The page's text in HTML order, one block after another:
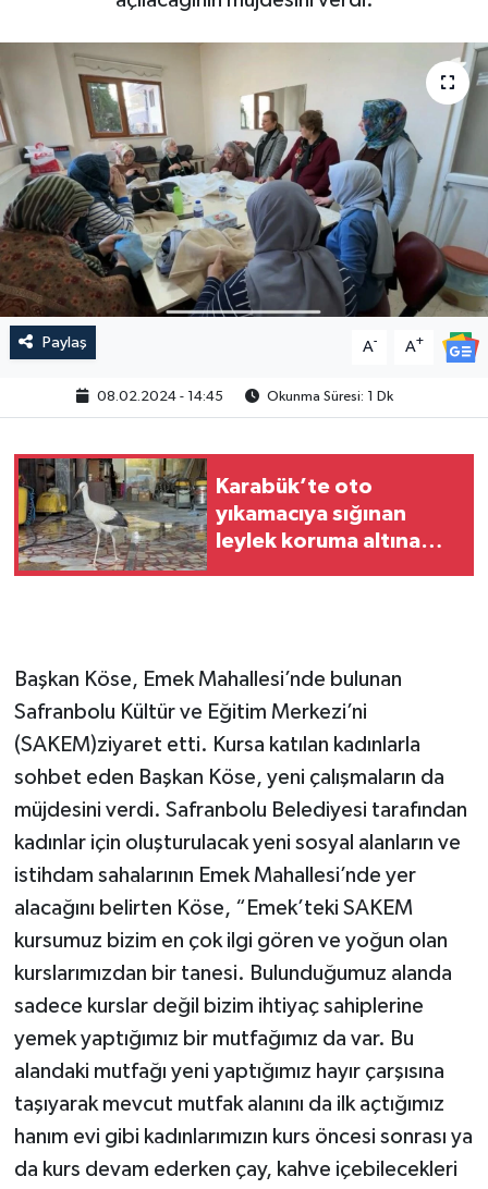
Paylaş A- A+
08.02.2024 - 14:45 Okunma Süresi: 1 Dk
Karabük’te oto
yıkamacıya sığınan
leylek koruma altına
Başkan Köse, Emek Mahallesi’nde bulunan
Safranbolu Kültür ve Eğitim Merkezi’ni
(SAKEM)ziyaret etti. Kursa katılan kadınlarla
sohbet eden Başkan Köse, yeni çalışmaların da
müjdesini verdi. Safranbolu Belediyesi tarafından
kadınlar için oluşturulacak yeni sosyal alanların ve
istihdam sahalarının Emek Mahallesi’nde yer
alacağını belirten Köse, “Emek’teki SAKEM
kursumuz bizim en çok ilgi gören ve yoğun olan
kurslarımızdan bir tanesi. Bulunduğumuz alanda
sadece kurslar değil bizim ihtiyaç sahiplerine
yemek yaptığımız bir mutfağımız da var. Bu
alandaki mutfağı yeni yaptığımız hayır çarşısına
taşıyarak mevcut mutfak alanını da ilk açtığımız
hanım evi gibi kadınlarımızın kurs öncesi sonrası ya
da kurs devam ederken çay, kahve içebilecekleri